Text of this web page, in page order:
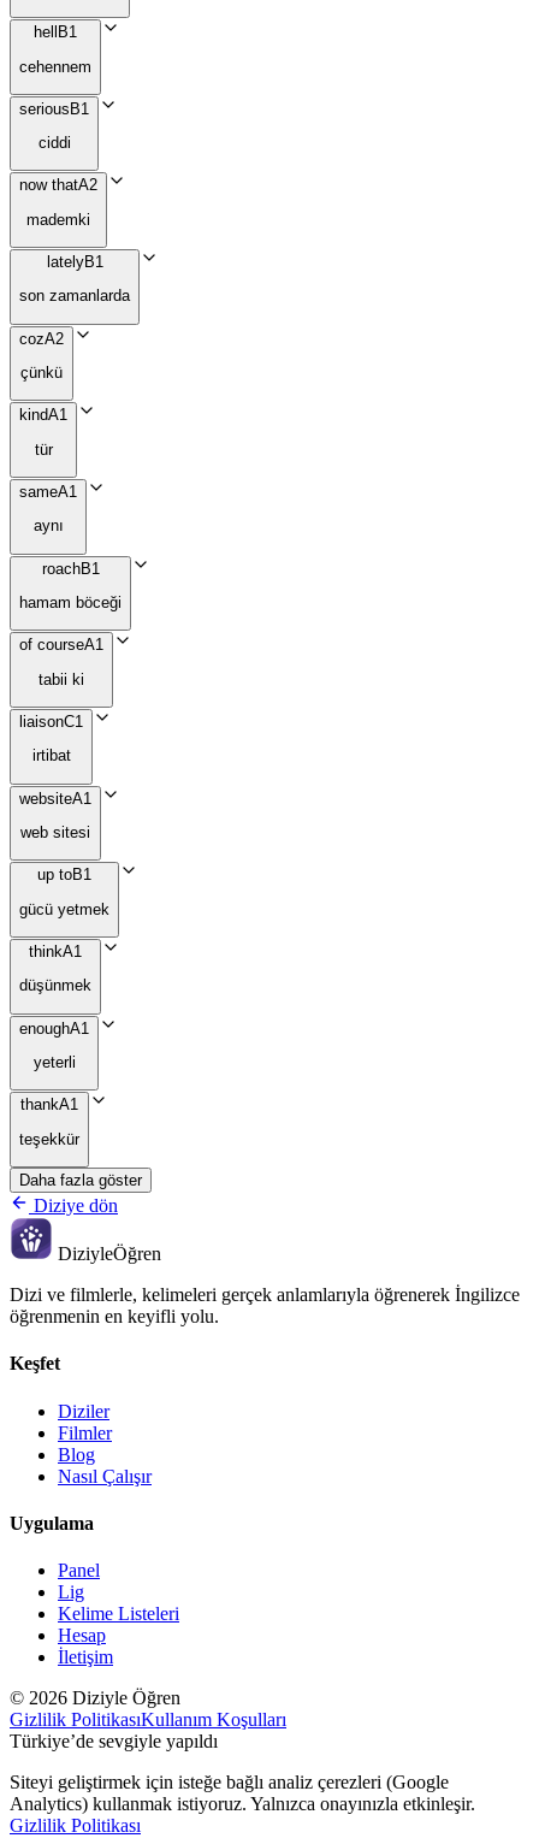
hell B1
cehennem
serious B1
ciddi
now thatA2
mademki
latelyB1
son zamanlarda
cozA2
çünkü
kindA1
tür
sameA1
aynı
roachB1
hamam böceği
of courseA1
tabii ki
liaisonC1
irtibat
websiteA1
web sitesi
up toB1
gücü yetmek
thinkA1
düşünmek
enoughA1
yeterli
thankA1
teşekkür
Daha fazla göster
Diziye dön
DiziyleÖğren
Dizi ve filmlerle, kelimeleri gerçek anlamlarıyla öğrenerek İngilizce
öğrenmenin en keyifli yolu.
Keşfet
Diziler
Filmler
Blog
Nasıl Çalışır
Uygulama
Panel
Lig
Kelime Listeleri
Hesap
İletişim
© 2026 Diziyle Öğren
Gizlilik PolitikasıKullanım Koşulları
Türkiye’de sevgiyle yapıldı
Siteyi geliştirmek için isteğe bağlı analiz çerezleri (Google
Analytics) kullanmak istiyoruz. Yalnızca onayınızla etkinleşir.
Gizlilik Politikası